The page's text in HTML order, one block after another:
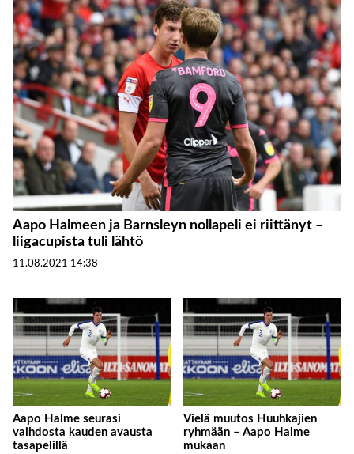
Aapo Halmeen ja Barnsleyn nollapeli ei riittänyt –
liigacupista tuli lähtö
11.08.2021 14:38
Aapo Halme seurasi
vaihdosta kauden avausta
tasapelillä
Vielä muutos Huuhkajien
ryhmään – Aapo Halme
mukaan